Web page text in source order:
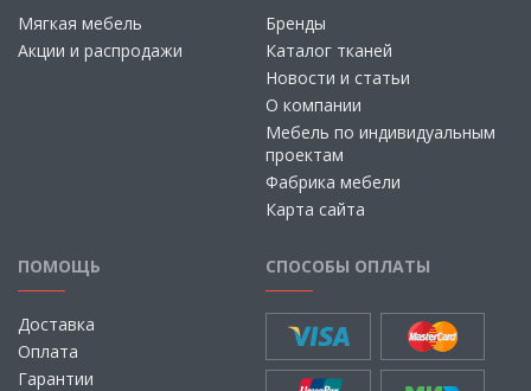
Мягкая мебель
Акции и распродажи
Бренды
Каталог тканей
Новости и статьи
О компании
Мебель по индивидуальным
проектам
Фабрика мебели
Карта сайта
ПОМОЩЬ
Доставка
Оплата
Гарантии
СПОСОБЫ ОПЛАТЫ